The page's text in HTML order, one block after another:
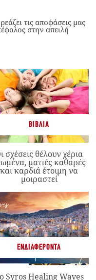
τις αποφάσεις μας
στην απειλή
ΒΙΒΛΊΑ
σχέσεις θέλουν χέρια
ματιές καθαρές
και καρδιά έτοιμη να
μοιραστεί
ΕΝΔΙΑΦΈΡΟΝΤΑ
Syros Healing Waves